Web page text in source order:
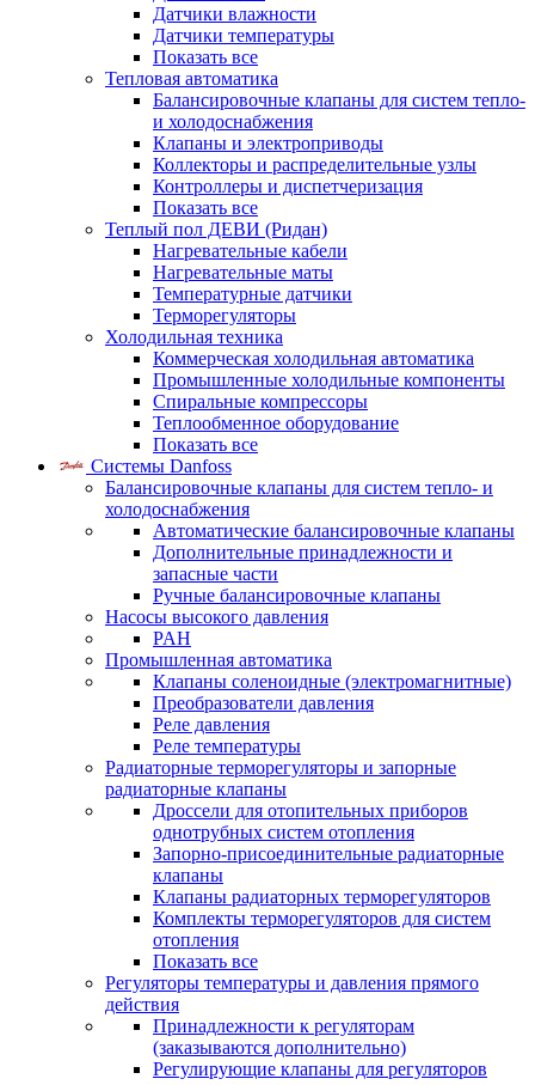
Датчики влажности
Датчики температуры
Показать все
Тепловая автоматика
Балансировочные клапаны для систем тепло-
и холодоснабжения
Клапаны и электроприводы
Коллекторы и распределительные узлы
Контроллеры и диспетчеризация
Показать все
Теплый пол ДЕВИ (Ридан)
Нагревательные кабели
Нагревательные маты
Температурные датчики
Терморегуляторы
Холодильная техника
Коммерческая холодильная автоматика
Промышленные холодильные компоненты
Спиральные компрессоры
Теплообменное оборудование
Показать все
Системы Danfoss
Балансировочные клапаны для систем тепло- и
холодоснабжения
Автоматические балансировочные клапаны
Дополнительные принадлежности и
запасные части
Ручные балансировочные клапаны
Насосы высокого давления
PAH
Промышленная автоматика
Клапаны соленоидные (электромагнитные)
Преобразователи давления
Реле давления
Реле температуры
Радиаторные терморегуляторы и запорные
радиаторные клапаны
Дроссели для отопительных приборов
однотрубных систем отопления
Запорно-присоединительные радиаторные
клапаны
Клапаны радиаторных терморегуляторов
Комплекты терморегуляторов для систем
отопления
Показать все
Регуляторы температуры и давления прямого
действия
Принадлежности к регуляторам
(заказываются дополнительно)
Регулирующие клапаны для регуляторов